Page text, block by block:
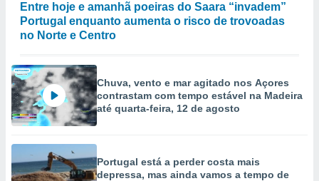
Entre hoje e amanhã poeiras do Saara “invadem”
Portugal enquanto aumenta o risco de trovoadas
no Norte e Centro
Chuva, vento e mar agitado nos Açores
contrastam com tempo estável na Madeira
até quarta-feira, 12 de agosto
Portugal está a perder costa mais
depressa, mas ainda vamos a tempo de